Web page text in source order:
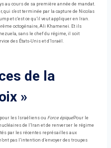
au cours de sa première année de mandat.
qui s'est terminée par la capture de Nicolas
et c’est ce qu’il veut appliquer en Iran.
octogénaire, Ali Khamenei. Et ils
sans le chef du régime, il soit
des États-Unis et d’Israël.
de la
»
les Israéliens ou Force épiquePour le
de l’Iran et de renverser le régime
par les récentes représailles aux
pas l’intention d’envoyer des troupes